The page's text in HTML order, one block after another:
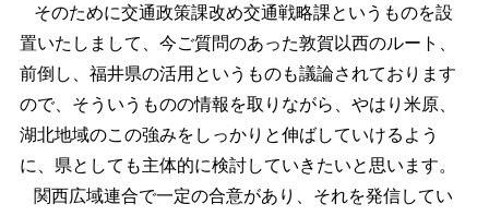
そのために交通政策課改め交通戦略課というものを設
置いたしまして、今ご質問のあった敦賀以西のルート、
前倒し、福井県の活用というものも議論されております
ので、そういうものの情報を取りながら、やはり米原、
湖北地域のこの強みをしっかりと伸ばしていけるよう
に、県としても主体的に検討していきたいと思います。
関西広域連合で一定の合意があり、それを発信してい